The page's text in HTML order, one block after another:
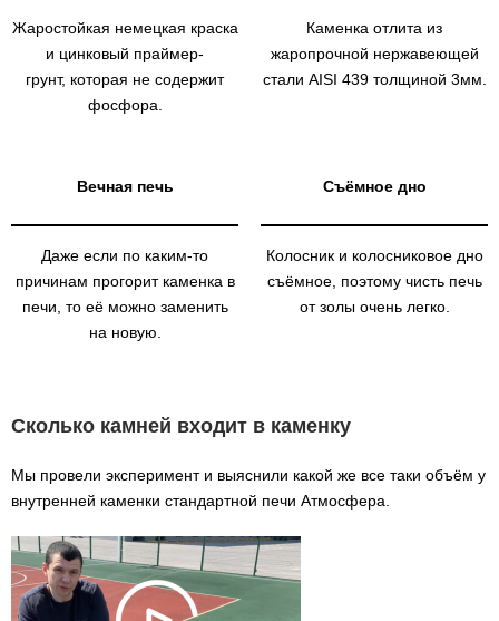
Жаростойкая немецкая краска
и цинковый праймер-
грунт, которая не содержит
фосфора.
Каменка отлита из
жаропрочной нержавеющей
стали AISI 439 толщиной 3мм.
Вечная печь
Даже если по каким-то
причинам прогорит каменка в
печи, то её можно заменить
на новую.
Съёмное дно
Колосник и колосниковое дно
съёмное, поэтому чисть печь
от золы очень легко.
Сколько камней входит в каменку
Мы провели эксперимент и выяснили какой же все таки объём у
внутренней каменки стандартной печи Атмосфера.